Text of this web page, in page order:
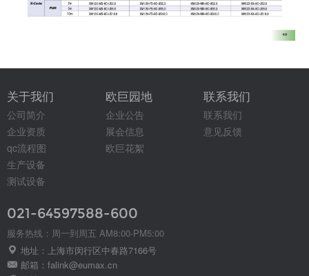
关于我们
公司简介
企业资质
qc流程图
生产设备
测试设备
欧巨园地
企业公告
展会信息
欧巨花絮
联系我们
联系我们
意见反馈
021-64597588-600
服务热线：周一到周五 AM8:00-PM5:00
地址：上海市闵行区中春路7166号
邮箱：falink@eumax.cn